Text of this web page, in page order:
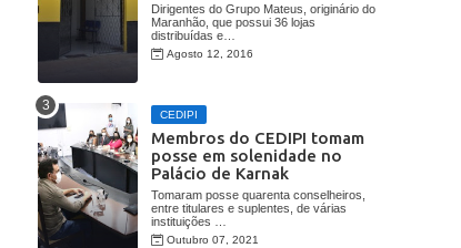
Dirigentes do Grupo Mateus, originário do
Maranhão, que possui 36 lojas
distribuídas e…
Agosto 12, 2016
CEDIPI
Membros do CEDIPI tomam
posse em solenidade no
Palácio de Karnak
Tomaram posse quarenta conselheiros,
entre titulares e suplentes, de várias
instituições …
Outubro 07, 2021